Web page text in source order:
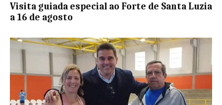
Visita guiada especial ao Forte de Santa Luzia
a 16 de agosto